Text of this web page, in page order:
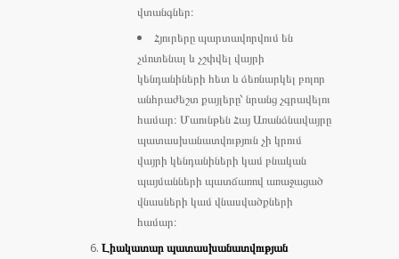
վտանգներ։
Հյուրերը պարտավորվում են
չմոտենալ և չշփվել վայրի
կենդանիների հետ և ձեռնարկել բոլոր
անհրաժեշտ քայլերը՝ նրանց չգրավելու
համար։ Մաունթեն Հայ Առանձնավայրը
պատասխանատվություն չի կրում
վայրի կենդանիների կամ բնական
պայմանների պատճառով առաջացած
վնասների կամ վնասվածքների
համար։
Լիակատար պատասխանատվության